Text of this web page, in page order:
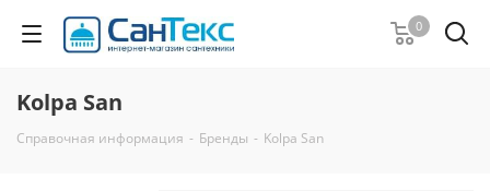
0
Kolpa San
Справочная информация - Бренды - Kolpa San